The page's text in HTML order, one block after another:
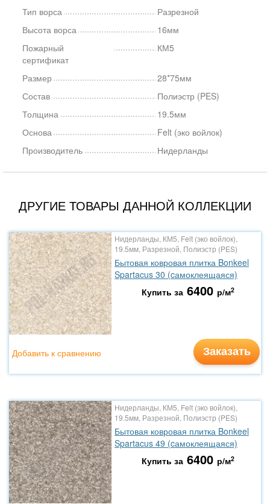
Тип ворса
Разрезной
Высота ворса
16мм
Пожарный
сертификат
КМ5
Размер
28*75мм
Состав
Полиэстр (PES)
Толщина
19.5мм
Основа
Felt (эко войлок)
Производитель
Нидерланды
ДРУГИЕ ТОВАРЫ ДАННОЙ КОЛЛЕКЦИИ
Нидерланды, КМ5, Felt (эко войлок),
19.5мм, Разрезной, Полиэстр (PES)
Бытовая ковровая плитка Bonkeel
Spartacus 30 (cамоклеящаяся)
Купить за 6400 р/м2
Заказать
Добавить к сравнению
Нидерланды, КМ5, Felt (эко войлок),
19.5мм, Разрезной, Полиэстр (PES)
Бытовая ковровая плитка Bonkeel
Spartacus 49 (cамоклеящаяся)
Купить за 6400 р/м2